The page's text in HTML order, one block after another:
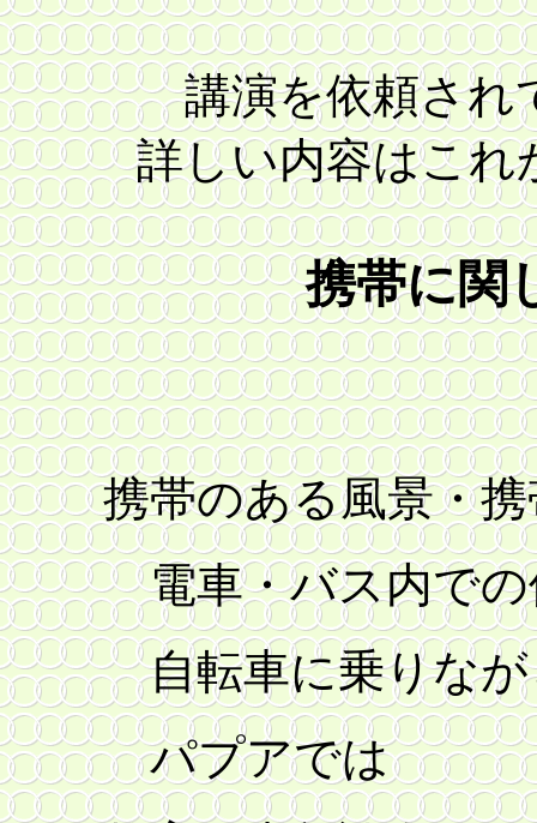
講演を依頼され
詳しい内容はこれ
携帯に関
携帯のある風景・携
電車・バス内での
自転車に乗りなが
パプアでは